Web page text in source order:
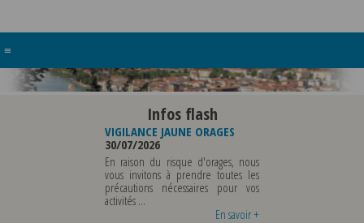
≡
Infos flash
VIGILANCE JAUNE ORAGES
30/07/2026
En raison du risque d'orages, nous
vous invitons à prendre toutes les
précautions nécessaires pour vos
activités ...
En savoir +